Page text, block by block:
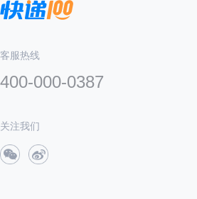
客服热线
400-000-0387
关注我们